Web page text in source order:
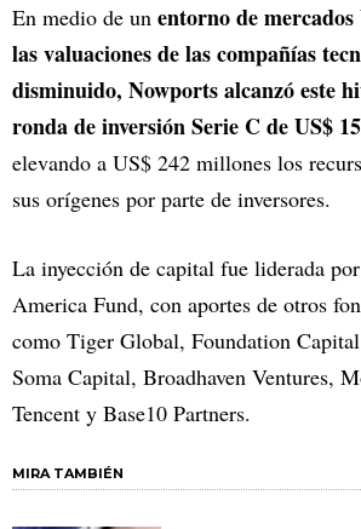
En medio de un entorno de
las valuaciones de las compañías
disminuido, Nowports alcanzó este
ronda de inversión Serie C de US$
elevando a US$ 242 millones los
sus orígenes por parte de inversores.
La inyección de capital fue liderada
America Fund, con aportes de otros
como Tiger Global, Foundation
Soma Capital, Broadhaven Ventures,
Tencent y Base10 Partners.
MIRA TAMBIÉN